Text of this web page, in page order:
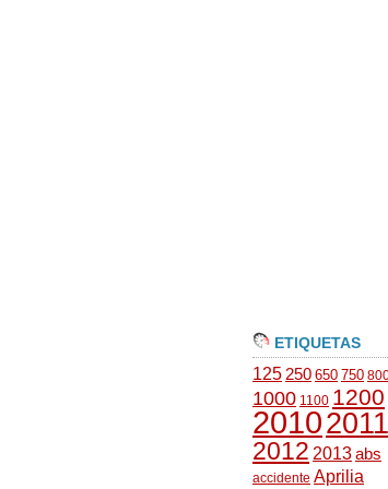
ETIQUETAS
125 250 650 750
1000 1100 1200
20102011
2012 2013abs
accidente Aprilia